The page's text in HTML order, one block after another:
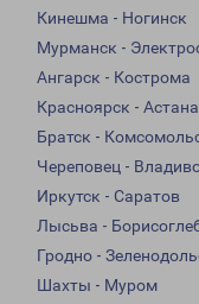
Кинешма - Ногинск
Мурманск -
Ангарск - Кострома
Красноярск - Астана
Братск -
Череповец -
Иркутск - Саратов
Лысьва -
Гродно -
Шахты - Муром